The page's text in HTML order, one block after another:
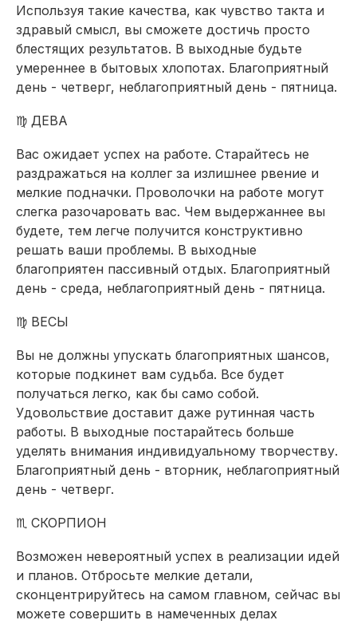
Используя такие качества, как чувство такта и
здравый смысл, вы сможете достичь просто
блестящих результатов. В выходные будьте
умереннее в бытовых хлопотах. Благоприятный
день - четверг, неблагоприятный день - пятница.
♍ ДЕВА
Вас ожидает успех на работе. Старайтесь не
раздражаться на коллег за излишнее рвение и
мелкие подначки. Проволочки на работе могут
слегка разочаровать вас. Чем выдержаннее вы
будете, тем легче получится конструктивно
решать ваши проблемы. В выходные
благоприятен пассивный отдых. Благоприятный
день - среда, неблагоприятный день - пятница.
♍ ВЕСЫ
Вы не должны упускать благоприятных шансов,
которые подкинет вам судьба. Все будет
получаться легко, как бы само собой.
Удовольствие доставит даже рутинная часть
работы. В выходные постарайтесь больше
уделять внимания индивидуальному творчеству.
Благоприятный день - вторник, неблагоприятный
день - четверг.
♏ СКОРПИОН
Возможен невероятный успех в реализации идей
и планов. Отбросьте мелкие детали,
сконцентрируйтесь на самом главном, сейчас вы
можете совершить в намеченных делах